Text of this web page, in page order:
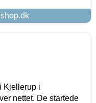
Kjellerup i
nettet. De startede